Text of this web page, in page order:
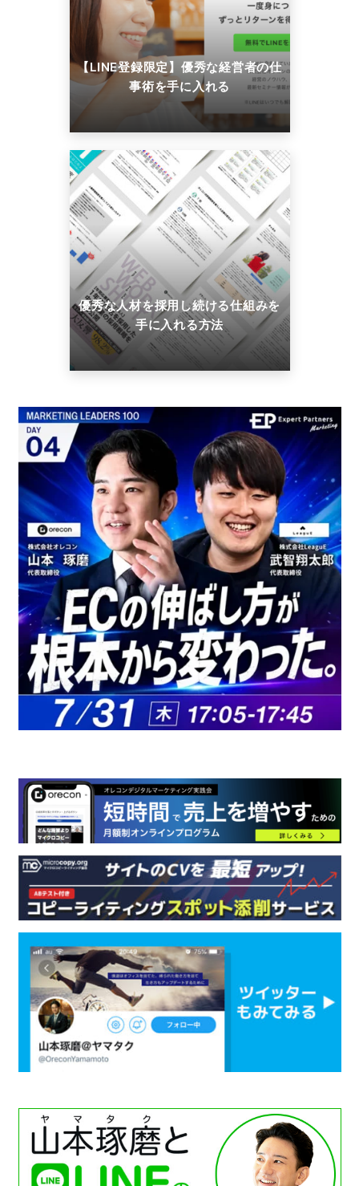
【LINE登録限定】優秀な経営者の仕
事術を手に入れる
優秀な人材を採用し続ける仕組みを
手に入れる方法